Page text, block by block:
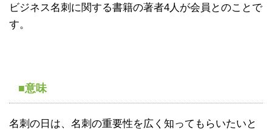
ビジネス名刺に関する書籍の著者4人が会員とのことで
す。
■意味
名刺の日は、名刺の重要性を広く知ってもらいたいと